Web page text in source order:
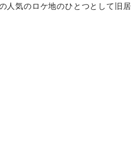
人気のロケ地のひとつとして旧